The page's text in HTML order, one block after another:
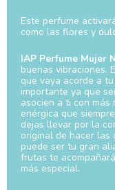
Este perfume
como las flores y
IAP Perfume Mujer
buenas vibraciones.
que vaya acorde a
importante ya que
asocien a ti con más
enérgica que
dejas llevar por la
original de hacer las
puede ser tu gran
frutas te
más especial.